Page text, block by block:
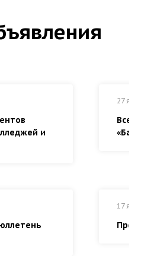
и
27
17